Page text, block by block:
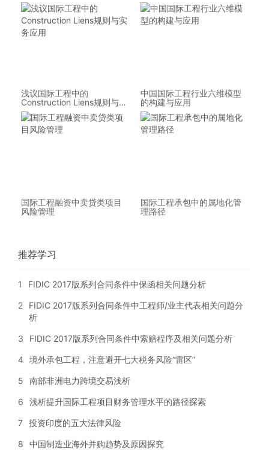
浅议国际工程中的
Construction Liens规则与实
务应用
中国国际工程行业六维模型
的构建与应用
国际工程融资中卖贷类项目
风险管理
国际工程承包中的属地化管
理路径
推荐学习
1 FIDIC 2017版系列合同条件中保函相关问题分析
2
FIDIC 2017版系列合同条件中工程师/业主代表相关问题分
析
3 FIDIC 2017版系列合同条件中索赔程序及相关问题分析
4 境外承包工程，注意避开七大税务风险“雷区”
5 南部非洲电力跨境交易浅析
6 浅析提升国际工程项目财务管理水平的路径探索
7 投资印度的五大法律风险
8 中国制造业海外并购趋势及原因探究